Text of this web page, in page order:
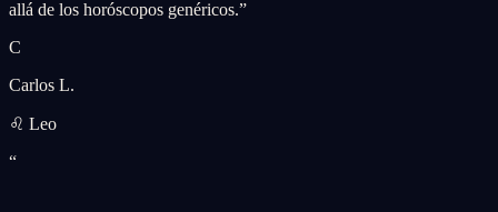
allá de los horóscopos genéricos.”
C
Carlos L.
♌ Leo
“